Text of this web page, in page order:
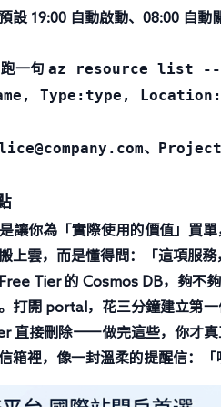
設 19:00 自動啟動、08:00 自
一句 az resource list --
Type:type,
、
讓你為「實際使用的價值」買
上雲，而是懂得問：「這項服
Tier 的 Cosmos DB，夠不夠
打開 portal，花三分鐘建立第
直接刪除——做完這些，你才真
裡，像一封溫柔的提醒信：「